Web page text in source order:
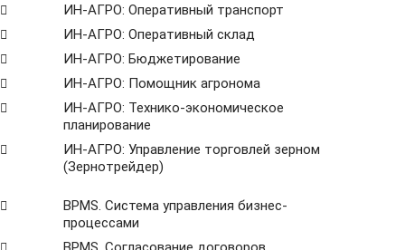
ИН-АГРО: Оперативный транспорт
ИН-АГРО: Оперативный склад
ИН-АГРО: Бюджетирование
ИН-АГРО: Помощник агронома
ИН-АГРО: Технико-экономическое
планирование
ИН-АГРО: Управление торговлей зерном
(Зернотрейдер)
ВРМS. Система управления бизнес-
процессами